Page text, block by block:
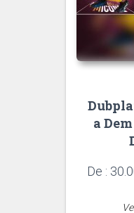
a
De :